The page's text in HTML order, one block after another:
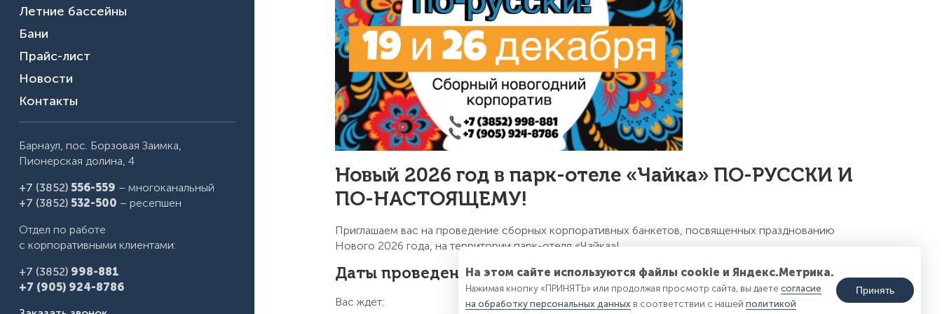
Летние бассейны
Бани
Прайс-лист
Новости
Контакты
Барнаул, пос. Борзовая Заимка,
Пионерская долина, 4
+7 (3852) 556-559 – многоканальный
+7 (3852) 532-500 – ресепшен
Отдел по работе
с корпоративными клиентами:
+7 (3852) 998-881
+7 (905) 924-8786
Новый 2026 год в парк-отеле «Чайка» ПО-РУССКИ И
ПО-НАСТОЯЩЕМУ!
Приглашаем вас на проведение сборных корпоративных банкетов, посвященных празднованию
Нового 2026 года, на территории парк-отеля «Чайка»!
Даты проведения сборных банкетов: 19 и 26 декабря.
Вас ждет:
На этом сайте используются файлы cookie и Яндекс.Метрика.
Нажимая кнопку «ПРИНЯТЬ» или продолжая просмотр сайта, вы даете согласие
на обработку персональных данных в соответствии с нашей политикой
Принять